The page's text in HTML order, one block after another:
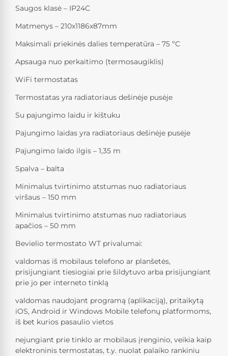
Saugos klasė – IP24C
Matmenys – 210x1186x87mm
Maksimali priekinės dalies temperatūra – 75 ºС
Apsauga nuo perkaitimo (termosaugiklis)
WiFi termostatas
Termostatas yra radiatoriaus dešinėje pusėje
Su pajungimo laidu ir kištuku
Pajungimo laidas yra radiatoriaus dešinėje pusėje
Pajungimo laido ilgis – 1,35 m
Spalva – balta
Minimalus tvirtinimo atstumas nuo radiatoriaus
viršaus – 150 mm
Minimalus tvirtinimo atstumas nuo radiatoriaus
apačios – 50 mm
Bevielio termostato WT privalumai:
valdomas iš mobilaus telefono ar planšetės,
prisijungiant tiesiogiai prie šildytuvo arba prisijungiant
prie jo per interneto tinklą
valdomas naudojant programą (aplikaciją), pritaikytą
iOS, Android ir Windows Mobile telefonų platformoms,
iš bet kurios pasaulio vietos
nejungiant prie tinklo ar mobilaus įrenginio, veikia kaip
elektroninis termostatas, t.y. nuolat palaiko rankiniu